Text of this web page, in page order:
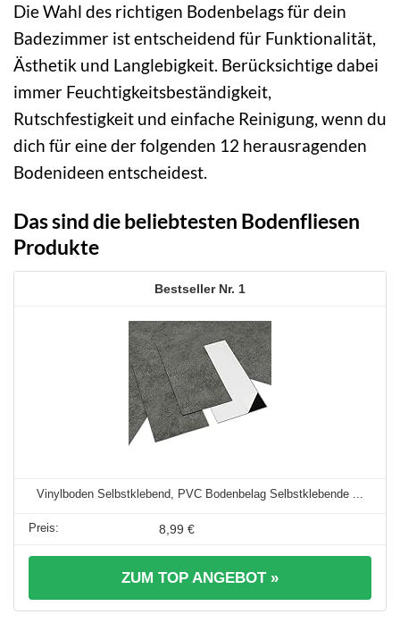
Die Wahl des richtigen Bodenbelags für dein
Badezimmer ist entscheidend für Funktionalität,
Ästhetik und Langlebigkeit. Berücksichtige dabei
immer Feuchtigkeitsbeständigkeit,
Rutschfestigkeit und einfache Reinigung, wenn du
dich für eine der folgenden 12 herausragenden
Bodenideen entscheidest.
Das sind die beliebtesten Bodenfliesen
Produkte
1
Vinylboden Selbstklebend, PVC Bodenbelag Selbstklebende ...
8,99 €
ZUM TOP ANGEBOT »